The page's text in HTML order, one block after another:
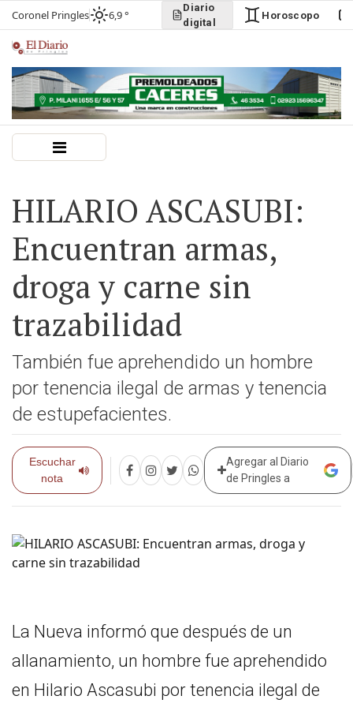
Coronel Pringles 6,9 °
Diario
digital
Horoscopo
HILARIO ASCASUBI:
Encuentran armas,
droga y carne sin
trazabilidad
También fue aprehendido un hombre
por tenencia ilegal de armas y tenencia
de estupefacientes.
Escuchar
nota
Agregar al Diario
de Pringles a
La Nueva informó que después de un
allanamiento, un hombre fue aprehendido
en Hilario Ascasubi por tenencia ilegal de